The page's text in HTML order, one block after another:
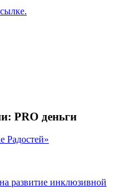
PRO деньги